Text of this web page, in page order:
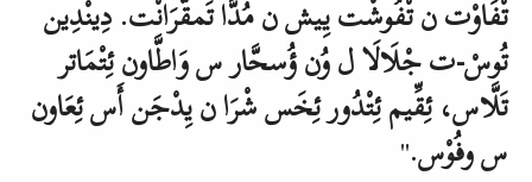
تْفَاوْت ن تْفُوشْت يِـيش ن مُدَّا تَمقّْرَانْت. دِينْدِين
تُوسْ-ت جْلَالَا ل وُن ؤُسحَّار س وَاطَّاون ئِتْمَاتر
تَلَّاس، ئِقِّيم ئِتْدُور ئِخَس شْرَا ن يِدْجَن أَس ئِعَاون
س وفُوْس."